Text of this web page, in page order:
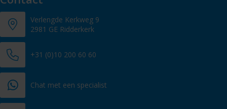
Verlengde Kerkweg 9
2981 GE Ridderkerk
+31 (0)10 200 60 60
Chat met een specialist